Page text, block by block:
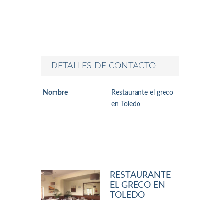
DETALLES DE CONTACTO
Nombre
Restaurante el greco
en Toledo
RESTAURANTE
EL GRECO EN
TOLEDO